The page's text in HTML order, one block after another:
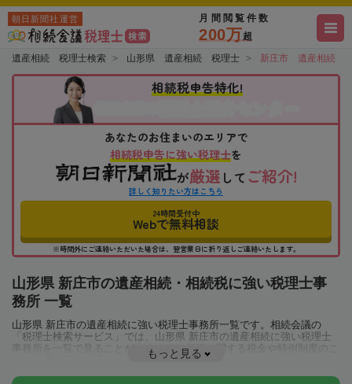
朝日新聞社運営 月間閲覧件数
200万超
遺産相続 税理士検索 山形県 遺産相続 税理士 新庄市 遺産相続
相続税申告特化!
あなたのお住まいのエリアで
相続税申告に強い税理士を
が厳選 して ご紹介!
詳しく知りたい方はこちら
24時間受付中
Webで無料相談
※時間外にご連絡いただいた場合は、翌営業日に折り返しご連絡いたします。
山形県 新庄市の遺産相続・相続税に強い税理士事
務所 一覧
山形県 新庄市の遺産相続に強い税理士事務所一覧です。相続会議の
「税理士検索サービス」では、山形県 新庄市の遺産相続に強い税理士
事務所を一覧で見ることが出来ます。相続に関する税金や特例制度のこ
とは一度近隣の税理士に相談してみましょう。
もっと見る